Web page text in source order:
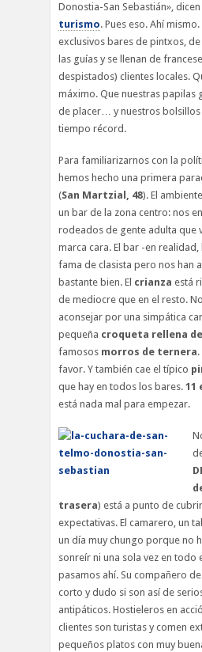
Donostia-San Sebastián», dicen
turismo. Pues eso. Ahí
exclusivos bares de pintxos, de
las guías y se llenan de
despistados) clientes locales.
máximo. Que nuestras papilas
de placer… y nuestros bolsillos
tiempo récord.
Para familiarizarnos con la
hemos hecho una primera
(San Martzial, 48). El
un bar de la zona centro: nos
rodeados de gente adulta que
marca cara. El bar -en
fama de clasista pero nos han
bastante bien. El crianza está
de mediocre que en el resto.
aconsejar por una simpática
pequeña croqueta rellena
famosos morros de ternera
favor. Y también cae el típico
que hay en todos los bares. 11
está nada mal para empezar.
trasera) está a punto de
expectativas. El camarero, un
un día muy chungo porque no
sonreír ni una sola vez en todo
pasamos ahí. Su compañero
corto y dudo si son así de
antipáticos. Hostieleros en
clientes son turistas y comen
pequeños platos con muy